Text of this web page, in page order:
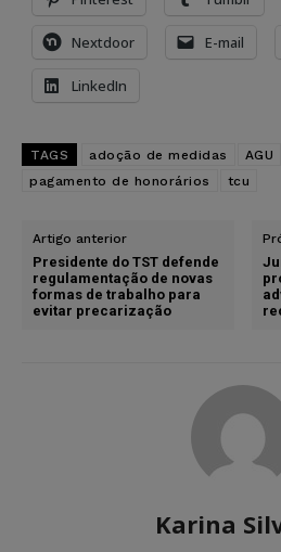
Nextdoor E-mail
LinkedIn
TAGS adoção de medidas AGU
pagamento de honorários
tcu
Artigo anterior
Presidente do TST defende
regulamentação de novas
formas de trabalho para
evitar precarização
Karina